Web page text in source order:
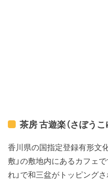
茶房 古遊楽（さぼうこ
香川県の国指定登録有形文
敷」の敷地内にあるカフェ
れ」で和三盆がトッピング